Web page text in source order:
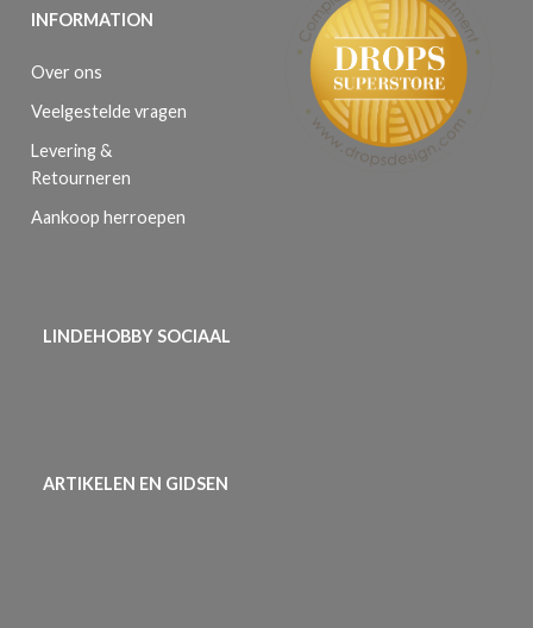
INFORMATION
Over ons
Veelgestelde vragen
Levering &
Retourneren
Aankoop herroepen
LINDEHOBBY SOCIAAL
ARTIKELEN EN GIDSEN